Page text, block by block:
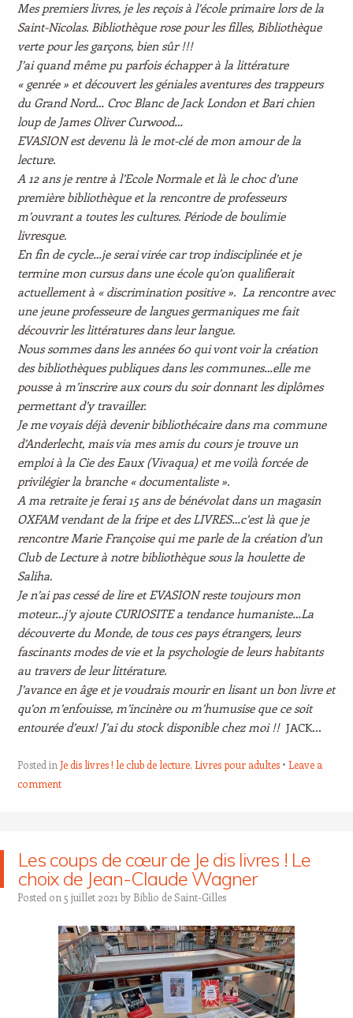
Mes premiers livres, je les reçois à l’école primaire lors de la
Saint-Nicolas. Bibliothèque rose pour les filles, Bibliothèque
verte pour les garçons, bien sûr !!!
J’ai quand même pu parfois échapper à la littérature
« genrée » et découvert les géniales aventures des trappeurs
du Grand Nord… Croc Blanc de Jack London et Bari chien
loup de James Oliver Curwood…
EVASION est devenu là le mot-clé de mon amour de la
lecture.
A 12 ans je rentre à l’Ecole Normale et là le choc d’une
première bibliothèque et la rencontre de professeurs
m’ouvrant a toutes les cultures. Période de boulimie
livresque.
En fin de cycle…je serai virée car trop indisciplinée et je
termine mon cursus dans une école qu’on qualifierait
actuellement à « discrimination positive ». La rencontre avec
une jeune professeure de langues germaniques me fait
découvrir les littératures dans leur langue.
Nous sommes dans les années 60 qui vont voir la création
des bibliothèques publiques dans les communes…elle me
pousse à m’inscrire aux cours du soir donnant les diplômes
permettant d’y travailler.
Je me voyais déjà devenir bibliothécaire dans ma commune
d’Anderlecht, mais via mes amis du cours je trouve un
emploi à la Cie des Eaux (Vivaqua) et me voilà forcée de
privilégier la branche « documentaliste ».
A ma retraite je ferai 15 ans de bénévolat dans un magasin
OXFAM vendant de la fripe et des LIVRES…c’est là que je
rencontre Marie Françoise qui me parle de la création d’un
Club de Lecture à notre bibliothèque sous la houlette de
Saliha.
Je n’ai pas cessé de lire et EVASION reste toujours mon
moteur…j’y ajoute CURIOSITE a tendance humaniste…La
découverte du Monde, de tous ces pays étrangers, leurs
fascinants modes de vie et la psychologie de leurs habitants
au travers de leur littérature.
J’avance en âge et je voudrais mourir en lisant un bon livre et
qu’on m’enfouisse, m’incinère ou m’humusise que ce soit
entourée d’eux! J’ai du stock disponible chez moi !! JACK…
Posted in Je dis livres ! le club de lecture, Livres pour adultes
Leave a
comment
Les coups de cœur de Je dis livres ! Le
choix de Jean-Claude Wagner
Posted on 5 juillet 2021 by Biblio de Saint-Gilles